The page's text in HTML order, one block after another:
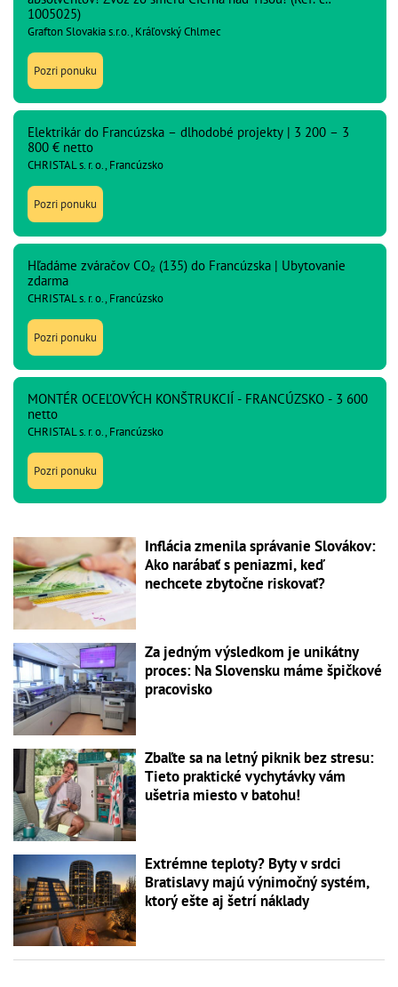
1005025)
Grafton Slovakia s.r.o., Kráľovský Chlmec
Pozri ponuku
Elektrikár do Francúzska – dlhodobé projekty | 3 200 – 3
800 € netto
CHRISTAL s. r. o., Francúzsko
Pozri ponuku
Hľadáme zváračov CO₂ (135) do Francúzska | Ubytovanie
zdarma
CHRISTAL s. r. o., Francúzsko
Pozri ponuku
MONTÉR OCEĽOVÝCH KONŠTRUKCIÍ - FRANCÚZSKO - 3 600
netto
CHRISTAL s. r. o., Francúzsko
Pozri ponuku
Inflácia zmenila správanie Slovákov:
Ako narábať s peniazmi, keď
nechcete zbytočne riskovať?
Za jedným výsledkom je unikátny
proces: Na Slovensku máme špičkové
pracovisko
Zbaľte sa na letný piknik bez stresu:
Tieto praktické vychytávky vám
ušetria miesto v batohu!
Extrémne teploty? Byty v srdci
Bratislavy majú výnimočný systém,
ktorý ešte aj šetrí náklady